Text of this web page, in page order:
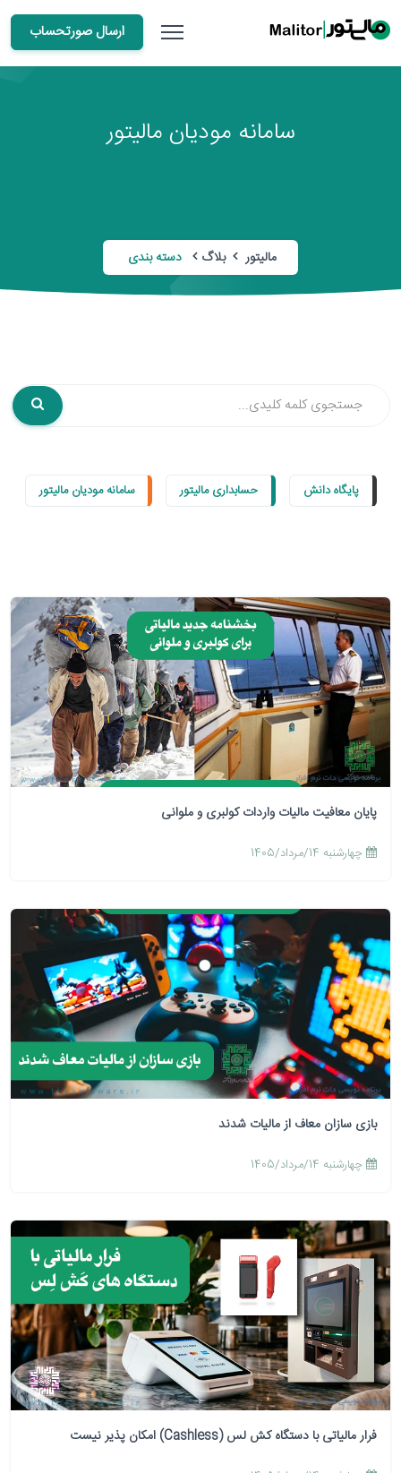
ارسال صورتحساب
سامانه مودیان مالیتور
مالیتور بلاگ دسته بندی
پایگاه دانش حسابداری مالیتور سامانه مودیان مالیتور
پایان معافیت مالیات واردات کولبری و ملوانی
چهارشنبه 14/مرداد/1405
بازی سازان معاف از مالیات شدند
چهارشنبه 14/مرداد/1405
فرار مالیاتی با دستگاه کش لس (Cashless) امکان پذیر نیست